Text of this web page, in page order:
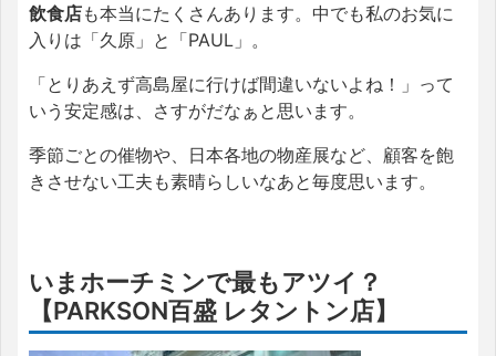
飲食店も本当にたくさんあります。中でも私のお気に
入りは「久原」と「PAUL 」。
「とりあえず高島屋に行けば間違いないよね！」って
いう安定感は、さすがだなぁと思います。
季節ごとの催物や、日本各地の物産展など、顧客を飽
きさせない工夫も素晴らしいなあと毎度思います。
いまホーチミンで最もアツイ？
【PARKSON百盛 レタントン店】